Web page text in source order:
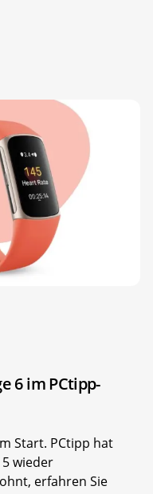
6 im PCtipp-
Start. PCtipp hat
wieder
erfahren Sie